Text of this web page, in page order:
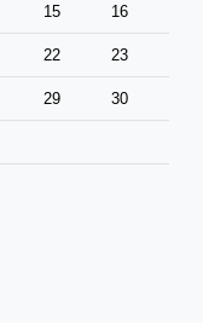
15 16
22 23
29 30